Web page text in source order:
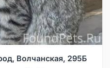
Волчанская, 295Б